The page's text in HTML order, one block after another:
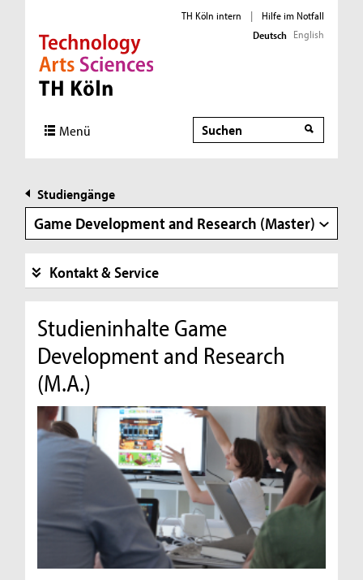
Direkt zur Hauptnavigation
Direkt zur Subnavigation
Direkt zum Inhalt
Direkt zum Fußbereich
TH Köln intern |
Hilfe im Notfall
Deutsch English
Menü Suche
Studiengänge
Game Development and Research (Master)
Kontakt & Service
Studieninhalte Game
Development and Research
(M.A.)